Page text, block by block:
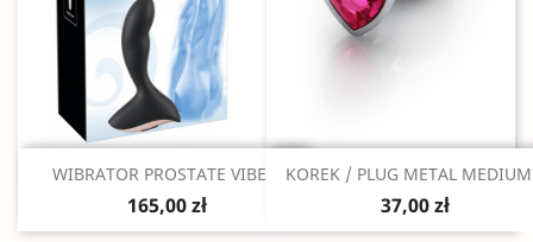
Szybki podgląd
WIBRATOR PROSTATE VIBE...
165,00 zł
Szybki podgląd
KOREK / PLUG METAL
37,00 zł